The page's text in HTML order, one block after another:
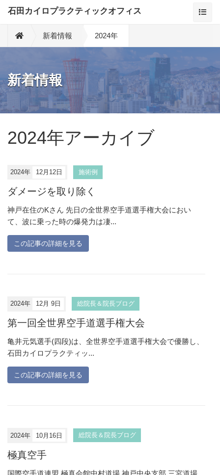
石田カイロプラクティックオフィス
新着情報 2024年
新着情報
2024年アーカイブ
2024年 12月12日 施術例
ダメージを取り除く
神戸在住のKさん 先日の全世界空手道選手権大会におい
て、波に乗った時の爆発力は凄...
この記事の詳細を見る
2024年 12月 9日 総院長＆院長ブログ
第一回全世界空手道選手権大会
亀井元気選手(四段)は、全世界空手道選手権大会で優勝し、
石田カイロプラクティッ...
この記事の詳細を見る
2024年 10月16日 総院長＆院長ブログ
極真空手
国際空手道連盟 極真会館中村道場 神戸中央支部 三宮道場